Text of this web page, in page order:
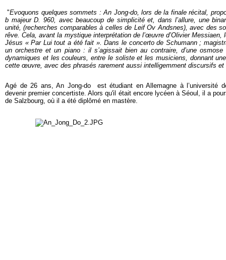
"Evoquons quelques sommets : An Jong-do, lors de la finale récital,
b majeur D. 960, avec beaucoup de simplicité et, dans l’allure, une
unité, (recherches comparables à celles de Leif Ov Andsnes), avec des
rêve. Cela, avant la mystique interprétation de l’œuvre d’Olivier Messiaen,
Jésus « Par Lui tout a été fait ». Dans le concerto de Schumann ;
un orchestre et un piano : il s’agissait bien au contraire, d’une
dynamiques et les couleurs, entre le soliste et les musiciens, donnant
cette œuvre, avec des phrasés rarement aussi intelligemment discursifs et
Agé de 26 ans, An Jong-do est étudiant en Allemagne à l’université
devenir premier concertiste. Alors qu'il était encore lycéen à Séoul, il a
de Salzbourg, où il a été diplômé en mastère.